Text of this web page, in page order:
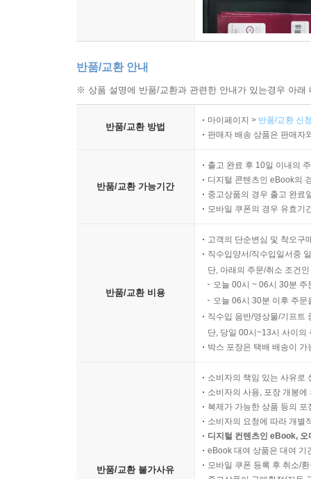
반품/교환 안내
※ 상품 설명에 반품/교환과 관련한 안내가 있는경우 아
반품/교환 방법
마이페이지 > 반품/교환 신
판매자 배송 상품은 판매자
반품/교환 가능기간
출고 완료 후 10일 이내의
디지털 콘텐츠인 eBook의
중고상품의 경우 출고 완료
모바일 쿠폰의 경우 유효기
반품/교환 비용
고객의 단순변심 및 착오구
직수입양서/직수입일서중
단, 아래의 주문/취소 조건
오늘 00시 ~ 06시 30분
오늘 06시 30분 이후 주
직수입 음반/영상물/기프트
단, 당일 00시~13시 사이의
박스 포장은 택배 배송이
반품/교환 불가사유
소비자의 책임 있는 사유로
소비자의 사용, 포장 개봉
복제가 가능한 상품 등의
소비자의 요청에 따라 개별
디지털 컨텐츠인 eBook,
eBook 대여 상품은 대여 기
모바일 쿠폰 등록 후 취소/